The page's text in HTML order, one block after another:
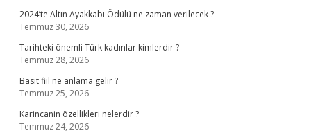
2024’te Altın Ayakkabı Ödülü ne zaman verilecek ?
Temmuz 30, 2026
Tarihteki önemli Türk kadınlar kimlerdir ?
Temmuz 28, 2026
Basit fiil ne anlama gelir ?
Temmuz 25, 2026
Karincanin özellikleri nelerdir ?
Temmuz 24, 2026